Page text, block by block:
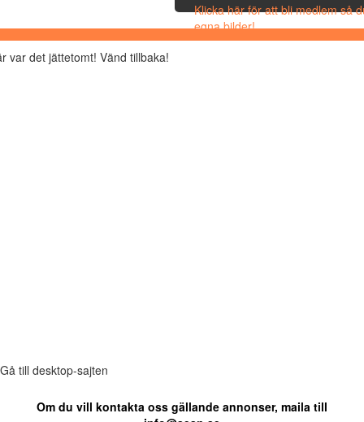
Klicka här för att bli medlem så
egna bilder!
var det jättetomt! Vänd tillbaka!
Gå till desktop-sajten
Om du vill kontakta oss gällande annonser, maila till